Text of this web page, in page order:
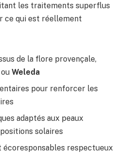
les traitements superflus
ce qui est réellement
de la flore provençale,
ou Weleda
pour renforcer les
adaptés aux peaux
solaires
écoresponsables respectueux